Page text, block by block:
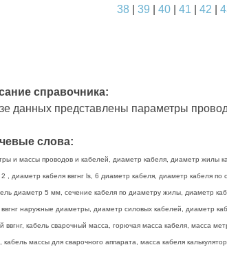
38
39 40 41 42
справочника:
данных представлены параметры
слова:
и массы проводов и кабелей, диаметр кабеля, диаметр жилы
2 , диаметр кабеля ввгнг ls, 6 диаметр кабеля, диаметр кабеля
диаметр 5 мм, сечение кабеля по диаметру жилы, диаметр
ввгнг наружные диаметры, диаметр силовых кабелей, диаметр
ввгнг, кабель сварочный масса, горючая масса кабеля, масса
кабель массы для сварочного аппарата, масса кабеля